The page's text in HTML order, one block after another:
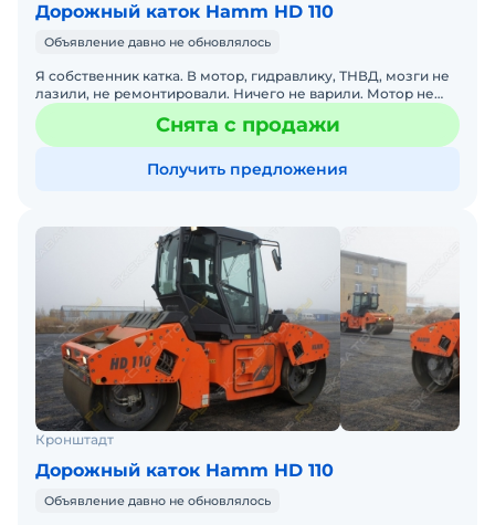
Дорожный каток Hamm HD 110
Объявление давно не обновлялось
Я собственник катка. В мотор, гидравлику, ТНВД, мозги не
лазили, не ремонтировали. Ничего не варили. Мотор не
дымит, работает ровно, масло не ест, гидравлика да
Снята с продажи
Получить предложения
Кронштадт
Дорожный каток Hamm HD 110
Объявление давно не обновлялось